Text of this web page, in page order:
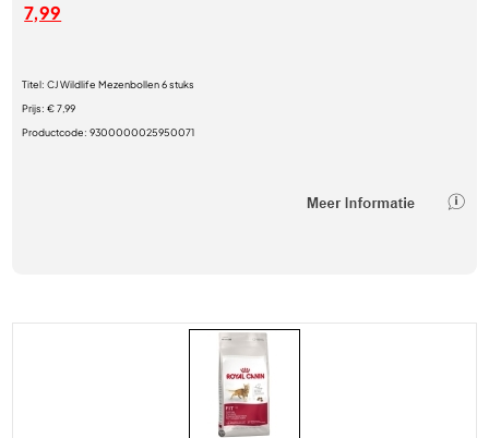
7,99
Titel:CJ Wildlife Mezenbollen 6 stuks
Prijs:€ 7,99
Productcode:9300000025950071